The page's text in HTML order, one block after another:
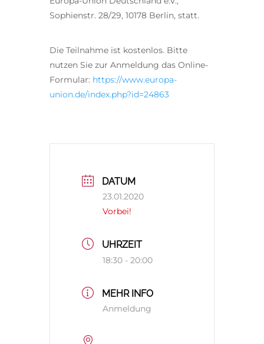
Sophienstr. 28/29, 10178 Berlin, statt.
Die Teilnahme ist kostenlos. Bitte
nutzen Sie zur Anmeldung das Online-
Formular: https://www.europa-
union.de/index.php?id=24863
DATUM
23.01.2020
Vorbei!
UHRZEIT
18:30 - 20:00
MEHR INFO
Anmeldung